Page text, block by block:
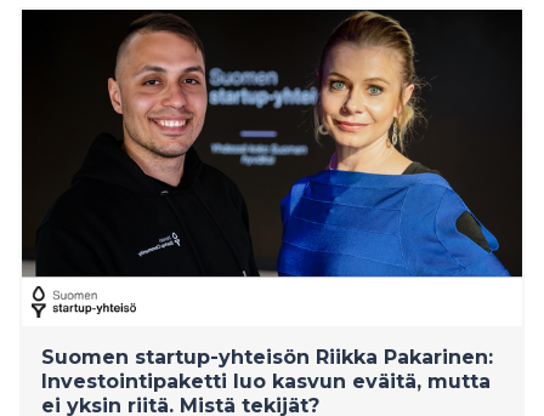
Suomen startup-yhteisön Riikka Pakarinen:
Investointipaketti luo kasvun eväitä, mutta
ei yksin riitä. Mistä tekijät?